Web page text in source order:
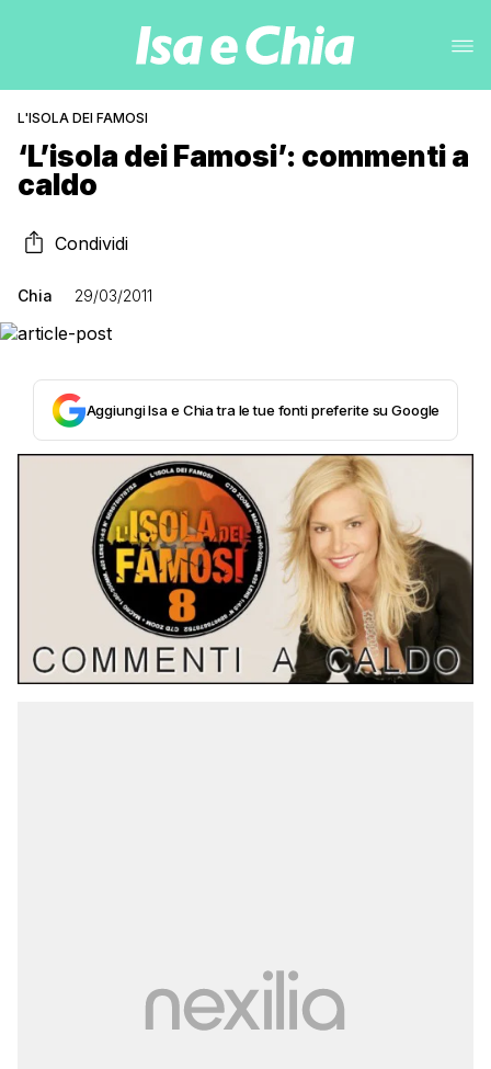
L'ISOLA DEI FAMOSI
‘L’isola dei Famosi’: commenti a
caldo
Condividi
Chia 29/03/2011
Aggiungi Isa e Chia tra le tue fonti preferite su Google